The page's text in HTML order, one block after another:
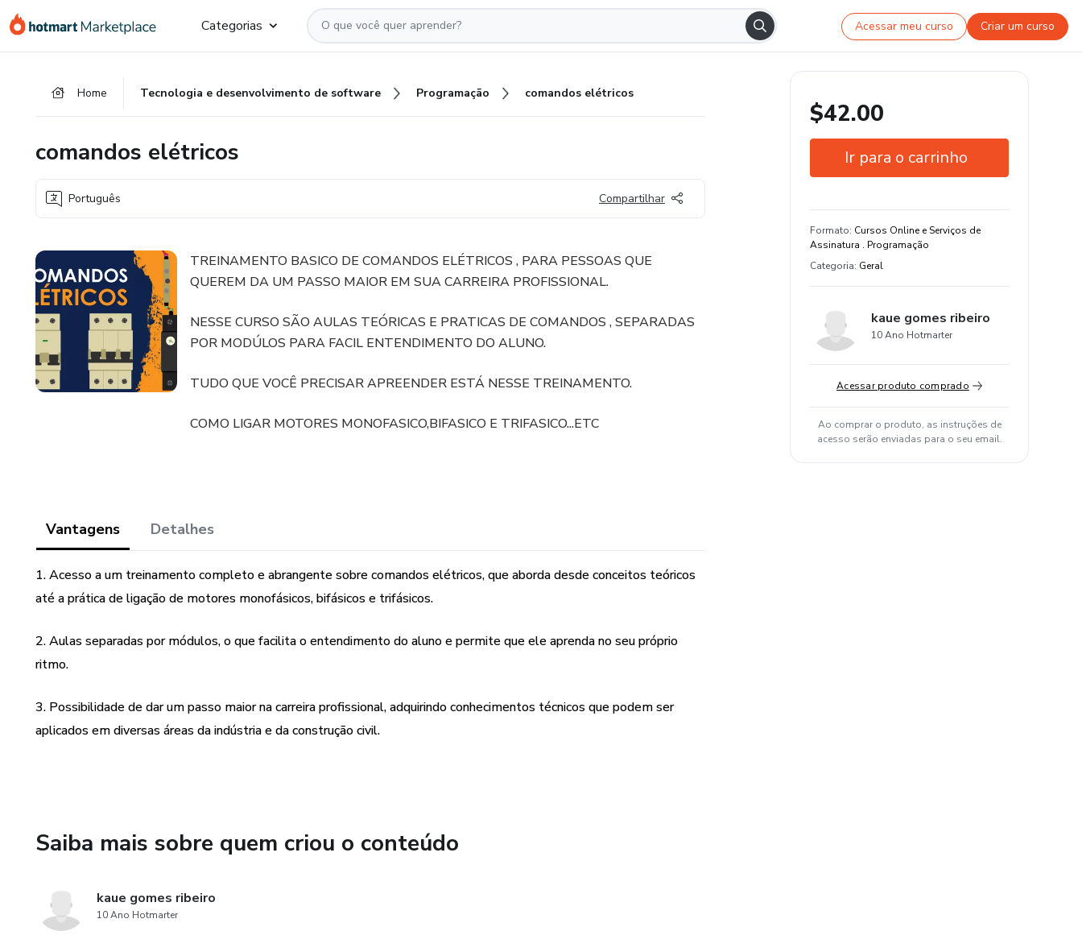
para
para
para
Categorias Acessar meu curso Criar um curso
Home Tecnologia e desenvolvimento de software Programação comandos elétricos
comandos elétricos
Português Compartilhar
TREINAMENTO BASICO DE COMANDOS ELÉTRICOS , PARA PESSOAS QUE
QUEREM DA UM PASSO MAIOR EM SUA CARREIRA PROFISSIONAL.
NESSE CURSO SÃO AULAS TEÓRICAS E PRATICAS DE COMANDOS , SEPARADAS
POR MODÚLOS PARA FACIL ENTENDIMENTO DO ALUNO.
TUDO QUE VOCÊ PRECISAR APREENDER ESTÁ NESSE TREINAMENTO.
COMO LIGAR MOTORES MONOFASICO,BIFASICO E TRIFASICO...ETC
Vantagens Detalhes
1. Acesso a um treinamento completo e abrangente sobre comandos elétricos, que aborda desde conceitos teóricos
até a prática de ligação de motores monofásicos, bifásicos e trifásicos.
2. Aulas separadas por módulos, o que facilita o entendimento do aluno e permite que ele aprenda no seu próprio
ritmo.
3. Possibilidade de dar um passo maior na carreira profissional, adquirindo conhecimentos técnicos que podem ser
aplicados em diversas áreas da indústria e da construção civil.
Saiba mais sobre quem criou o conteúdo
kaue gomes ribeiro
10 Ano Hotmarter
$42.00
Ir para o carrinho
Estude do seu jeito e em qualquer
dispositivo
Formato: Cursos Online e Serviços de
Assinatura . Programação
Categoria: Geral
kaue gomes ribeiro
10 Ano Hotmarter
Acessar produto comprado
Ao comprar o produto, as instruções de
acesso serão enviadas para o seu email.